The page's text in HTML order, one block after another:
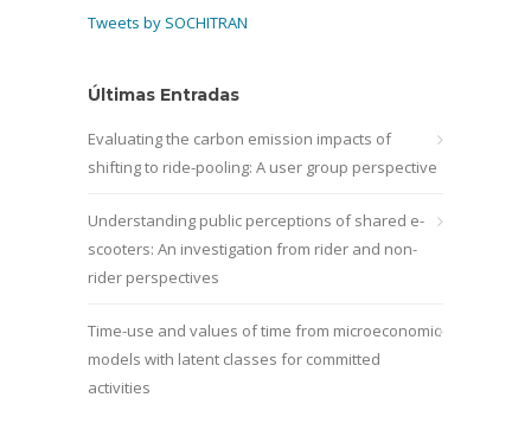
Tweets by SOCHITRAN
Últimas Entradas
Evaluating the carbon emission impacts of
shifting to ride-pooling: A user group perspective
Understanding public perceptions of shared e-
scooters: An investigation from rider and non-
rider perspectives
Time-use and values of time from microeconomic
models with latent classes for committed
activities